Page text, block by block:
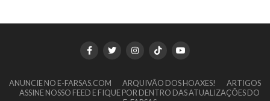
ANUNCIE NO E-FARSAS.COM ARQUIVÃO DOS HOAXES!
ARTIGOS
ASSINE NOSSO FEED E FIQUE POR DENTRO DAS ATUALIZAÇÕES DO